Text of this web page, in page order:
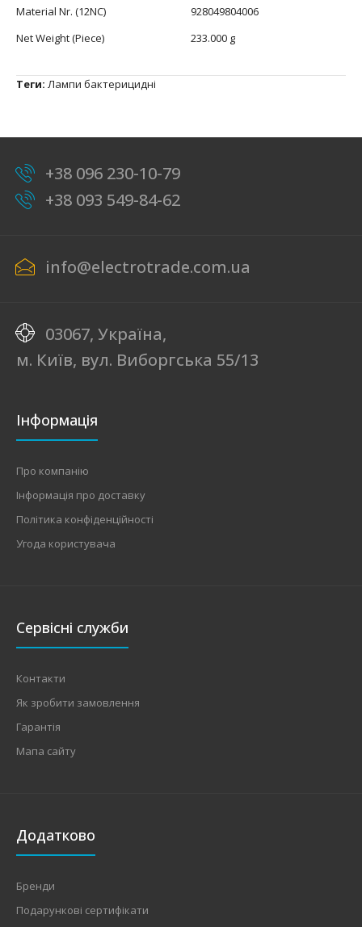
Material Nr. (12NC)
928049804006
Net Weight (Piece)
233.000 g
Теги: Лампи бактерицидні
+38 096 230-10-79
+38 093 549-84-62
info@electrotrade.com.ua
03067, Україна,
м. Київ, вул. Виборгська 55/13
Інформація
Про компанію
Інформація про доставку
Політика конфіденційності
Угода користувача
Сервісні служби
Контакти
Як зробити замовлення
Гарантія
Мапа сайту
Додатково
Бренди
Подарункові сертифікати